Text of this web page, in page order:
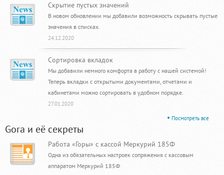
Скрытие пустых значений
В новом обновлении мы добавили возможность скрывать пустые
значения в списках.
24.12.2020
Сортировка вкладок
Мы добавили немного комфорта в работу с нашей системой!
Теперь вкладки с открытыми документами, отчетами и
кабинетами можно сортировать в удобном порядке.
27.01.2020
Посмотреть все
Gora и её секреты
Работа «Горы» с кассой Меркурий 185Ф
Одна из обязательных настроек сопряжения с кассовым
аппаратом Меркурий 185Ф